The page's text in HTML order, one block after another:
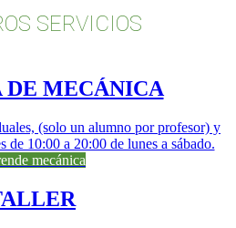
SERVICIOS
DE MECÁNICA
(solo un alumno por profesor) y
de 10:00 a 20:00 de lunes a sábado.
mecánica